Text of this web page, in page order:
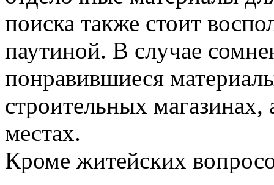
поиска также стоит
паутиной. В случае
понравившиеся
строительных магазинах,
местах.
Кроме житейских